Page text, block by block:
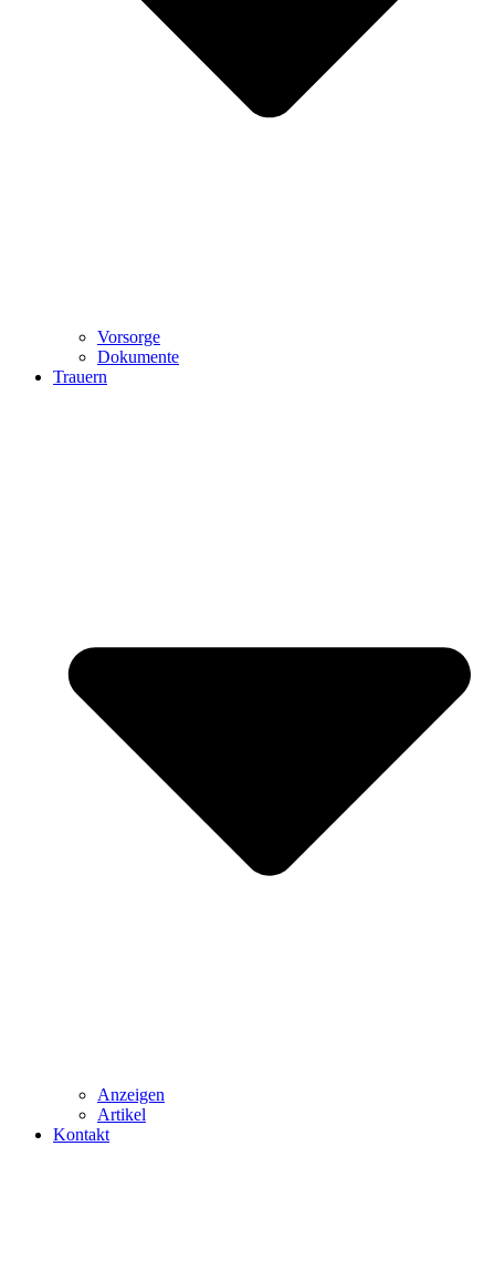
Vorsorge
Dokumente
Trauern
Anzeigen
Artikel
Kontakt